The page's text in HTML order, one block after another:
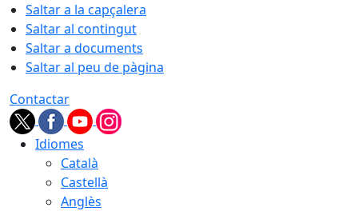
Saltar a la capçalera
Saltar al contingut
Saltar a documents
Saltar al peu de pàgina
Contactar
Idiomes
Català
Castellà
Anglès